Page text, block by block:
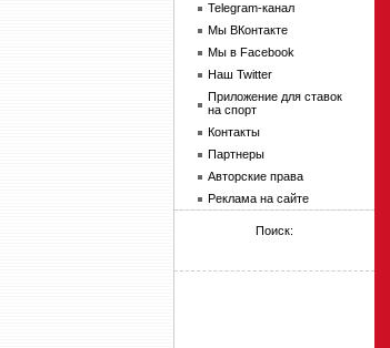
Telegram-канал
Мы ВКонтакте
Мы в Facebook
Наш Twitter
Приложение для ставок
на спорт
Контакты
Партнеры
Авторские права
Реклама на сайте
Поиск: